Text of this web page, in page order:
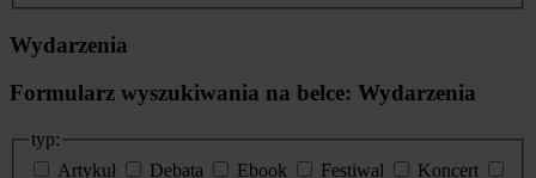
Wydarzenia
Formularz wyszukiwania na belce: Wydarzenia
typ:
Artykuł
Debata Ebook Festiwal
Koncert